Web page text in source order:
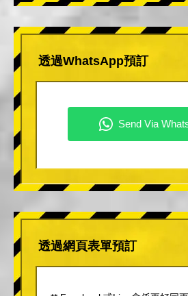
透過WhatsApp預訂
透過網頁表單預訂